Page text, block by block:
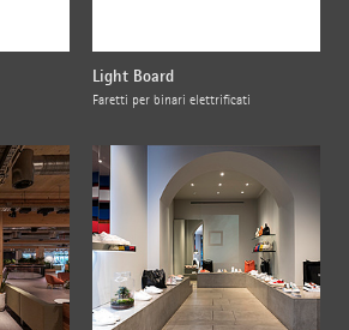
Light Board
Faretti per binari elettrificati